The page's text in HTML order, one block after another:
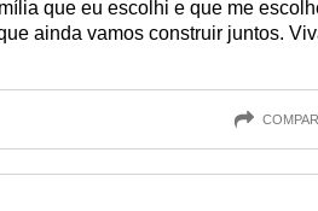
que eu escolhi e que me
ainda vamos construir juntos.